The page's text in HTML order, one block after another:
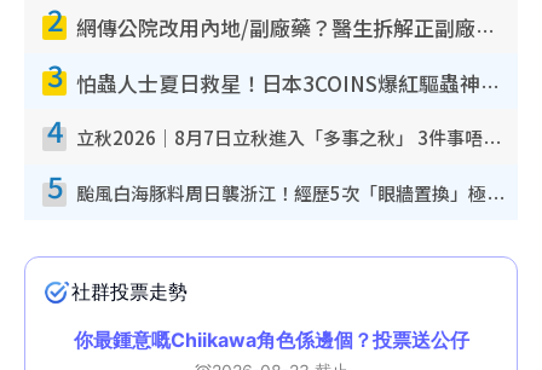
2 網傳公院改用內地/副廠藥？醫生拆解正副廠分別 揭4類人換藥隨時出事
3 怕蟲人士夏日救星！日本3COINS爆紅驅蟲神器$45起 1招「全程免觸碰」輕鬆搞定小強
4 立秋2026｜8月7日立秋進入「多事之秋」 3件事唔做得！專家教6招開運 清枱頭／銀包納氣接好運
5 颱風白海豚料周日襲浙江！經歷5次「眼牆置換」極罕見 成登陸內地最長途颱風